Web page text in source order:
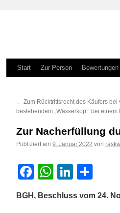
Zum
springen
Start Zur Person Bewertungen
← Zum Rücktrittsrecht des Käufers bei
bestehendem „Wasserkopf“ bei einem
Zur Nacherfüllung
Publiziert am 9. Januar 2022 von
Facebook
WhatsApp
BGH, Beschluss vom 24.